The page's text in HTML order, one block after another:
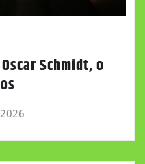
Schmidt, o